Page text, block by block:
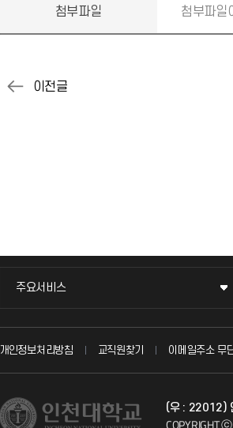
첨부파일 첨부파일
주요서비스
주요서비스
교무회의방송
시설예약
개인정보처리방침 교직원찾기 이메일주소 무
(우 : 22012)
COPYRIGHT ⓒ